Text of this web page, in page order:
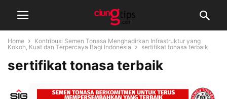
Home
Kontribusi Semen Tonasa Menghadirkan Infrastruktur yang
Kokoh, Kuat dan Terpercaya Bagi Indonesia
sertifikat tonasa terbaik
sertifikat tonasa terbaik